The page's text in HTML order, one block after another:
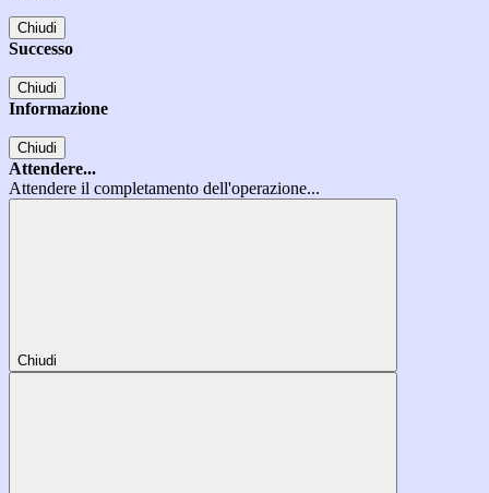
Chiudi
Successo
Chiudi
Informazione
Chiudi
Attendere...
Attendere il completamento dell'operazione...
Chiudi